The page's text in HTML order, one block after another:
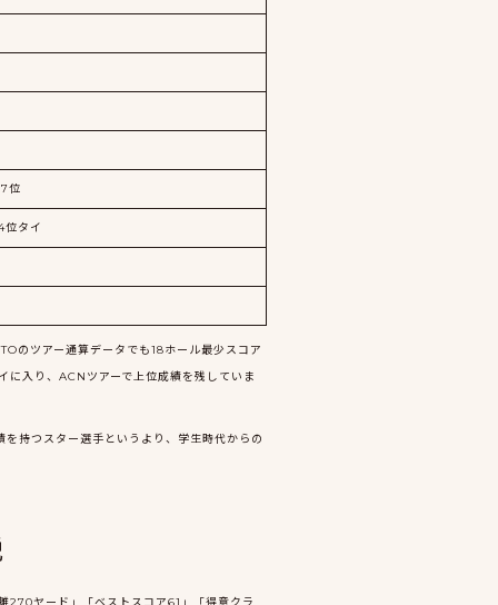
位
位タイ
のツアー通算データでも18ホール最少スコア
入り、ACNツアーで上位成績を残していま
持つスター選手というより、学生時代からの